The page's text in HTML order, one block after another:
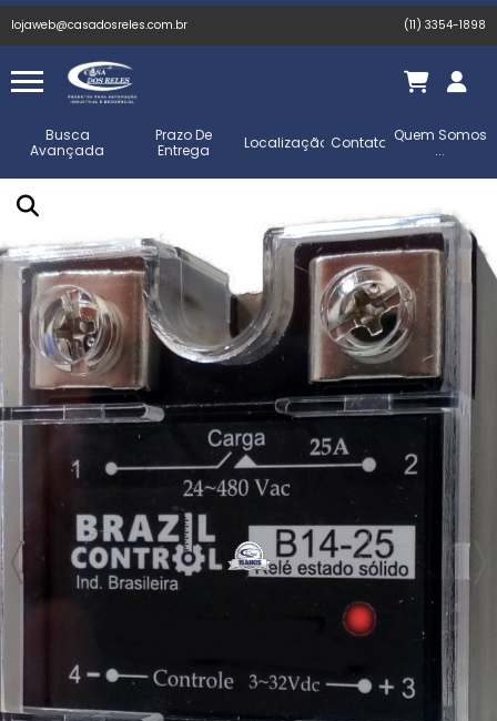
lojaweb@casadosreles.com.br (11) 3354-1898
Busca
Avançada
Prazo De
Entrega
Localização Contato Quem Somos
...